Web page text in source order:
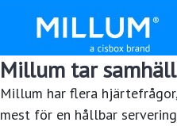
Millum tar
Millum har flera
mest för en hållbar